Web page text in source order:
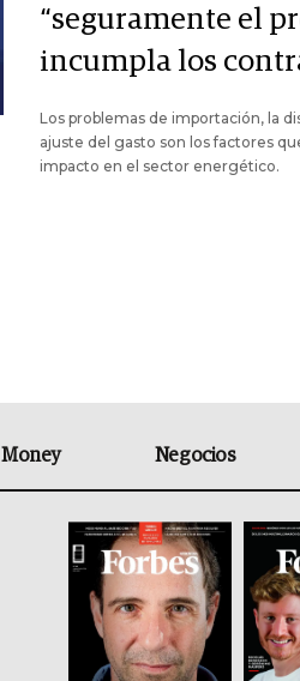
“seguramente el
incumpla los
Los problemas de importación, la
ajuste del gasto son los factores
impacto en el sector energético.
Money Negocios